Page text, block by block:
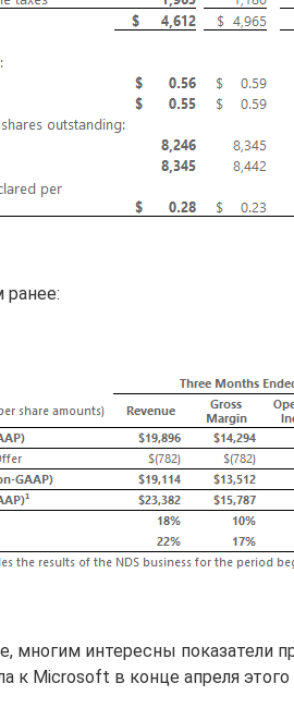
ранее:
многим интересны показатели
к Microsoft в конце апреля